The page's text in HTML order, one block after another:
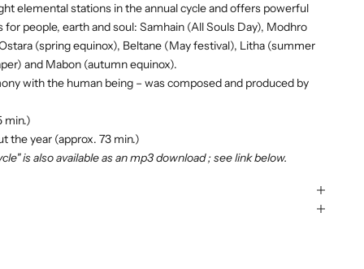
elemental stations in the annual cycle and offers powerful
people, earth and soul: Samhain (All Souls Day), Modhro
(spring equinox), Beltane (May festival), Litha (summer
and Mabon (autumn equinox).
with the human being – was composed and produced by
min.)
the year (approx. 73 min.)
is also available asan mp3 download; see link below.